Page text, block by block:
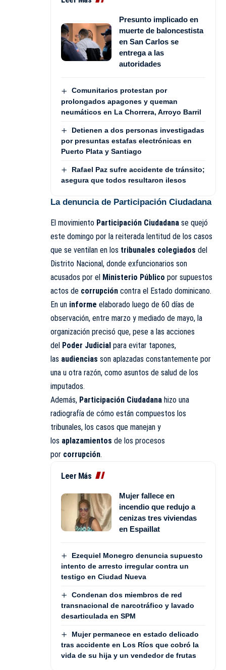
Presunto implicado en
muerte de baloncestista
en San Carlos se
entrega a las
autoridades
Comunitarios protestan por
prolongados apagones y queman
neumáticos en La Chorrera, Arroyo Barril
Detienen a dos personas investigadas
por presuntas estafas electrónicas en
Puerto Plata y Santiago
Rafael Paz sufre accidente de tránsito;
asegura que todos resultaron ilesos
La denuncia de Participación Ciudadana
El movimiento Participación Ciudadana se quejó
este domingo por la reiterada lentitud de los casos
que se ventilan en los tribunales colegiados del
Distrito Nacional, donde exfuncionarios son
acusados por el Ministerio Público por supuestos
actos de corrupción contra el Estado dominicano.
En un informe elaborado luego de 60 días de
observación, entre marzo y mediado de mayo, la
organización precisó que, pese a las acciones
del Poder Judicial para evitar tapones,
las audiencias son aplazadas constantemente por
una u otra razón, como asuntos de salud de los
imputados.
Además, Participación Ciudadana hizo una
radiografía de cómo están compuestos los
tribunales, los casos que manejan y
los aplazamientos de los procesos
por corrupción.
Leer Más
Mujer fallece en
incendio que redujo a
cenizas tres viviendas
en Espaillat
Ezequiel Monegro denuncia supuesto
intento de arresto irregular contra un
testigo en Ciudad Nueva
Condenan dos miembros de red
transnacional de narcotráfico y lavado
desarticulada en SPM
Mujer permanece en estado delicado
tras accidente en Los Ríos que cobró la
vida de su hija y un vendedor de frutas